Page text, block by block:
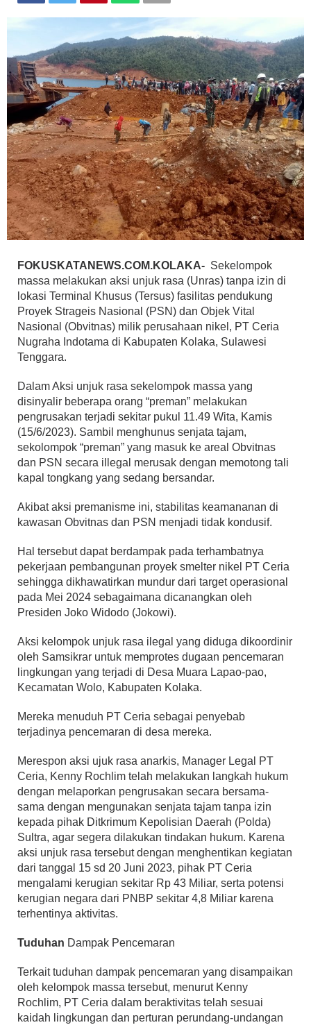
FOKUSKATANEWS.COM.KOLAKA- Sekelompok
massa melakukan aksi unjuk rasa (Unras) tanpa izin di
lokasi Terminal Khusus (Tersus) fasilitas pendukung
Proyek Strageis Nasional (PSN) dan Objek Vital
Nasional (Obvitnas) milik perusahaan nikel, PT Ceria
Nugraha Indotama di Kabupaten Kolaka, Sulawesi
Tenggara.
Dalam Aksi unjuk rasa sekelompok massa yang
disinyalir beberapa orang “preman” melakukan
pengrusakan terjadi sekitar pukul 11.49 Wita, Kamis
(15/6/2023). Sambil menghunus senjata tajam,
sekolompok “preman” yang masuk ke areal Obvitnas
dan PSN secara illegal merusak dengan memotong tali
kapal tongkang yang sedang bersandar.
Akibat aksi premanisme ini, stabilitas keamananan di
kawasan Obvitnas dan PSN menjadi tidak kondusif.
Hal tersebut dapat berdampak pada terhambatnya
pekerjaan pembangunan proyek smelter nikel PT Ceria
sehingga dikhawatirkan mundur dari target operasional
pada Mei 2024 sebagaimana dicanangkan oleh
Presiden Joko Widodo (Jokowi).
Aksi kelompok unjuk rasa ilegal yang diduga dikoordinir
oleh Samsikrar untuk memprotes dugaan pencemaran
lingkungan yang terjadi di Desa Muara Lapao-pao,
Kecamatan Wolo, Kabupaten Kolaka.
Mereka menuduh PT Ceria sebagai penyebab
terjadinya pencemaran di desa mereka.
Merespon aksi ujuk rasa anarkis, Manager Legal PT
Ceria, Kenny Rochlim telah melakukan langkah hukum
dengan melaporkan pengrusakan secara bersama-
sama dengan mengunakan senjata tajam tanpa izin
kepada pihak Ditkrimum Kepolisian Daerah (Polda)
Sultra, agar segera dilakukan tindakan hukum. Karena
aksi unjuk rasa tersebut dengan menghentikan kegiatan
dari tanggal 15 sd 20 Juni 2023, pihak PT Ceria
mengalami kerugian sekitar Rp 43 Miliar, serta potensi
kerugian negara dari PNBP sekitar 4,8 Miliar karena
terhentinya aktivitas.
Tuduhan Dampak Pencemaran
Terkait tuduhan dampak pencemaran yang disampaikan
oleh kelompok massa tersebut, menurut Kenny
Rochlim, PT Ceria dalam beraktivitas telah sesuai
kaidah lingkungan dan perturan perundang-undangan